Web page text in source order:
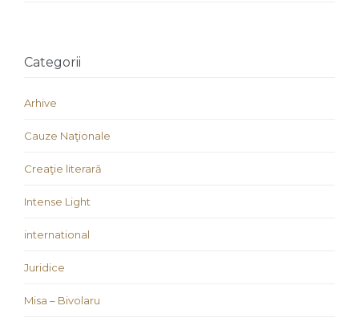
Categorii
Arhive
Cauze Naţionale
Creaţie literară
Intense Light
international
Juridice
Misa – Bivolaru